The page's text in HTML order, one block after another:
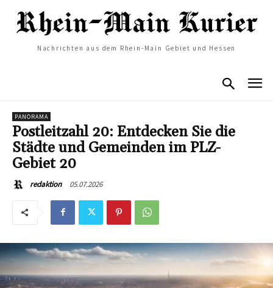
Nachrichten aus dem Rhein-Main Gebiet und Hessen
PANORAMA
Postleitzahl 20: Entdecken Sie die
Städte und Gemeinden im PLZ-
Gebiet 20
redaktion 05.07.2026